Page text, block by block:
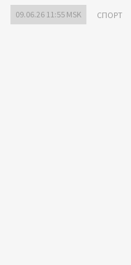
09.06.26 11:55 MSK СПОРТ